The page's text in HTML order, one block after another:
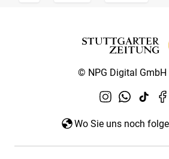
© NPG Digital GmbH
Wo Sie uns noch